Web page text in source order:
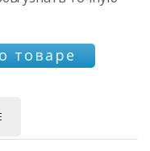
товаре